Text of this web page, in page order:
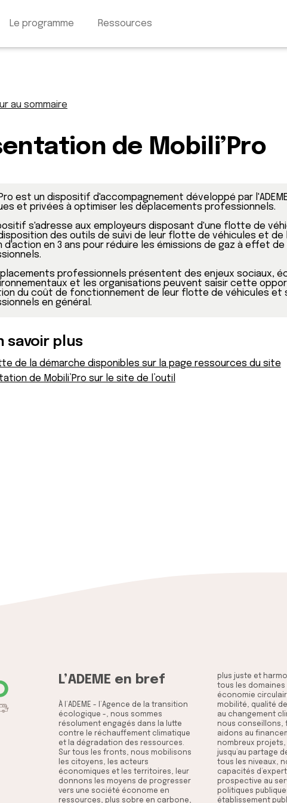
Le programme Ressources
au sommaire
de Mobili’Pro
est un dispositif d'accompagnement développé par
et privées à optimiser les déplacements professionnels.
s'adresse aux employeurs disposant d'une flotte de
des outils de suivi de leur flotte de véhicules et de
d'action en 3 ans pour réduire les émissions de gaz à effet
professionnels présentent des enjeux sociaux,
et les organisations peuvent saisir cette
du coût de fonctionnement de leur flotte de véhicules et
en général.
savoir plus
de la démarche disponibles sur la page ressources du site
de Mobili’Pro sur le site de l’outil
L’ADEME en bref
À l’ADEME - l’Agence de la transition
écologique -, nous sommes
résolument engagés dans la lutte
contre le réchauffement climatique
et la dégradation des ressources.
Sur tous les fronts, nous mobilisons
les citoyens, les acteurs
économiques et les territoires, leur
donnons les moyens de progresser
vers une société économe en
ressources, plus sobre en carbone,
plus juste et
tous les domaines
économie
mobilité, qualité de l’air, adaptation
au changement climatique, sols… -
nous conseillons, facilitons et
aidons au financement de
nombreux projets, de la recherche
jusqu’au partage des solutions. À
tous les niveaux, nous mettons nos
capacités d’expertise et de
prospective au service des
politiques publiques. L’ADEME est un
établissement public sous la tutelle
du ministère de la
écologique et de la
territoires, du
Transition énergétique et du
ministère de l'Enseignement